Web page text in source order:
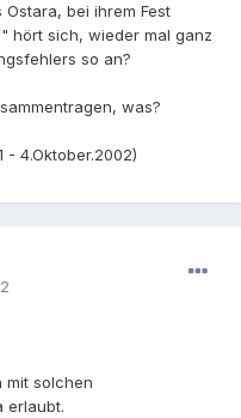
bei ihrem Fest
hört sich, wieder mal ganz
so an?
was?
- 4.Oktober.2002)
mit solchen
erlaubt.